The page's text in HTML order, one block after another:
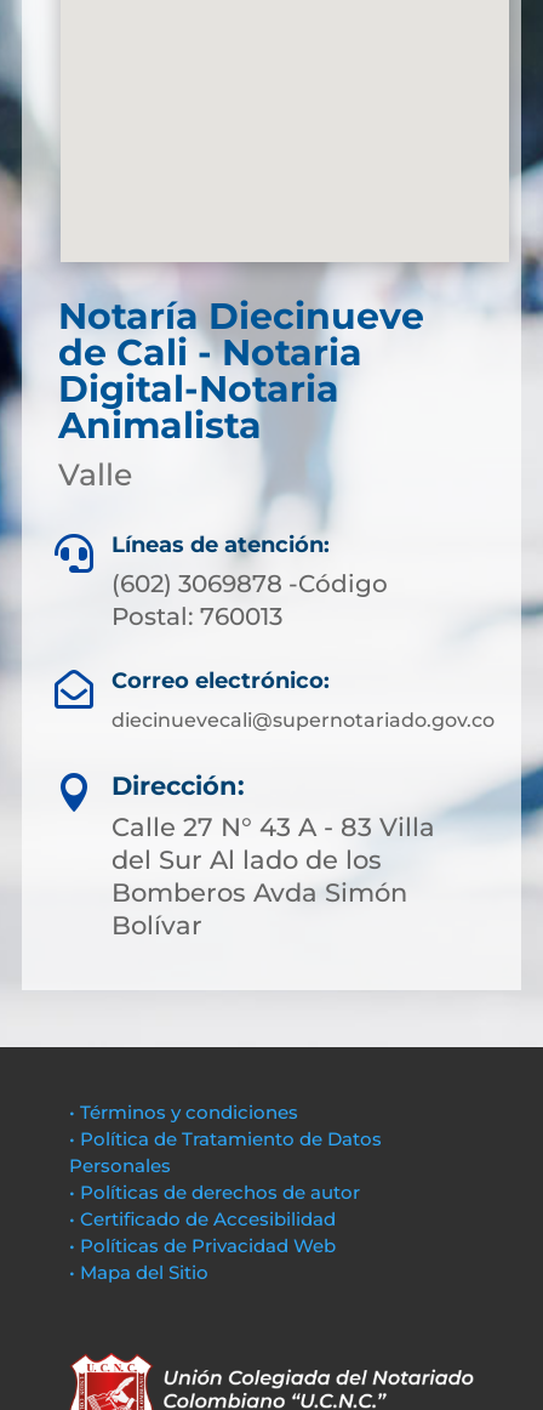
Notaría Diecinueve
de Cali - Notaria
Digital-Notaria
Animalista
Valle
 Líneas de atención:
(602) 3069878 -Código
Postal: 760013
 Correo electrónico:
diecinuevecali@supernotariado.gov.co

Dirección:
Calle 27 N° 43 A - 83 Villa
del Sur Al lado de los
Bomberos Avda Simón
Bolívar
• Términos y condiciones
• Política de Tratamiento de Datos
Personales
• Políticas de derechos de autor
• Certificado de Accesibilidad
• Políticas de Privacidad Web
• Mapa del Sitio